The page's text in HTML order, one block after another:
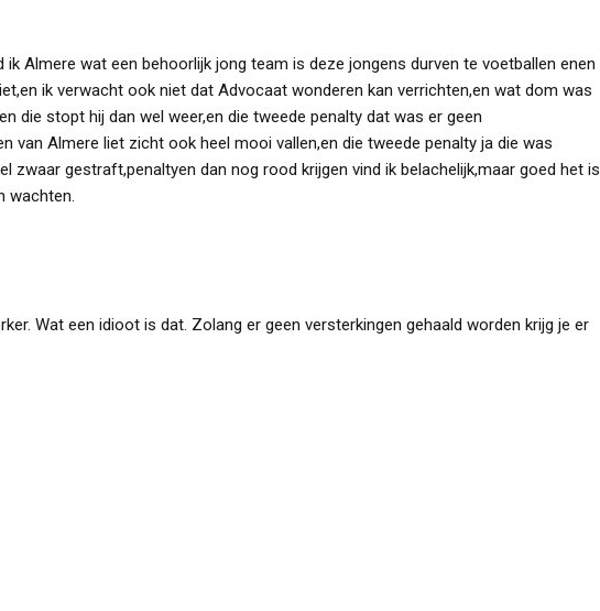
Almere wat een behoorlijk jong team is deze jongens durven te voetballen enen
ik verwacht ook niet dat Advocaat wonderen kan verrichten,en wat dom was
die stopt hij dan wel weer,en die tweede penalty dat was er geen
van Almere liet zicht ook heel mooi vallen,en die tweede penalty ja die was
zwaar gestraft,penaltyen dan nog rood krijgen vind ik belachelijk,maar goed het is
wachten.
Wat een idioot is dat. Zolang er geen versterkingen gehaald worden krijg je er